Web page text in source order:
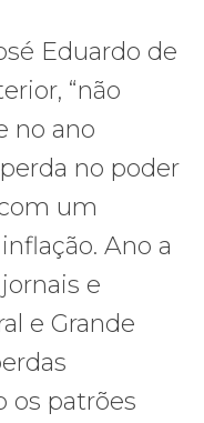
Eduardo de
“não
no ano
no poder
um
Ano a
e
e Grande
os patrões